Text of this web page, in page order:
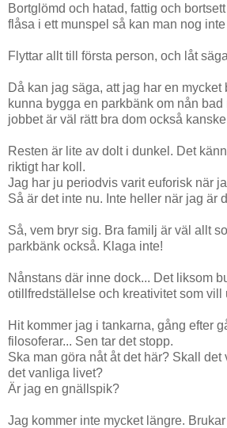
Bortglömd och hatad, fattig och
flåsa i ett munspel så kan man nog
Flyttar allt till första person, och låt
Då kan jag säga, att jag har en
kunna bygga en parkbänk om nån bad
jobbet är väl rätt bra dom också
Resten är lite av dolt i dunkel. Det
riktigt har koll.
Jag har ju periodvis varit euforisk när
Så är det inte nu. Inte heller när jag är
Så, vem bryr sig. Bra familj är väl allt
parkbänk också. Klaga inte!
Nånstans där inne dock... Det liksom
otillfredställelse och kreativitet som vill
Hit kommer jag i tankarna, gång efter
filosoferar... Sen tar det stopp.
Ska man göra nåt åt det här? Skall det
det vanliga livet?
Är jag en gnällspik?
Jag kommer inte mycket längre.